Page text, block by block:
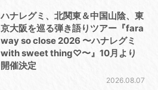
ハナレグミ、北関東＆中国山陰、東
京大阪を巡る弾き語りツアー『fara
way so close 2026 〜ハナレグミ
with sweet thing♡〜』10月より
開催決定
2026.08.07